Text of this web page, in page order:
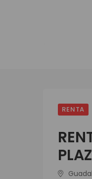
RENTA